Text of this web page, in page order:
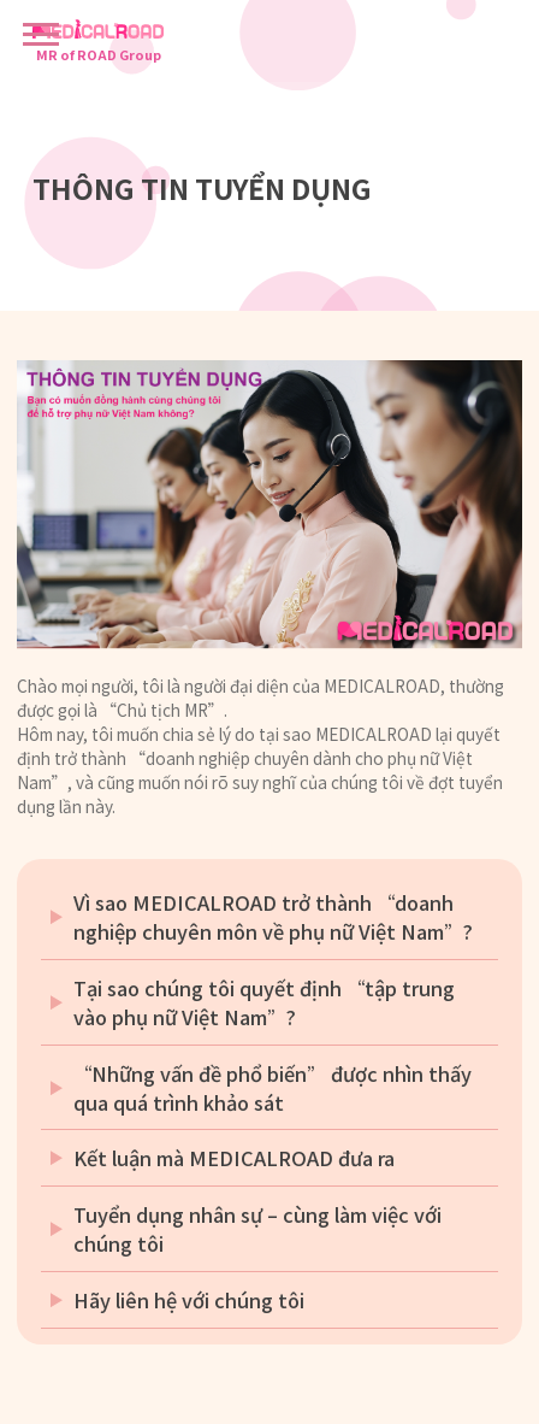
MR of ROAD Group
THÔNG TIN TUYỂN DỤNG
Chào mọi người, tôi là người đại diện của MEDICALROAD, thường
được gọi là “Chủ tịch MR”.
Hôm nay, tôi muốn chia sẻ lý do tại sao MEDICALROAD lại quyết
định trở thành “doanh nghiệp chuyên dành cho phụ nữ Việt
Nam”, và cũng muốn nói rõ suy nghĩ của chúng tôi về đợt tuyển
dụng lần này.
Vì sao MEDICALROAD trở thành “doanh
nghiệp chuyên môn về phụ nữ Việt Nam”?
Tại sao chúng tôi quyết định “tập trung
vào phụ nữ Việt Nam”?
“Những vấn đề phổ biến” được nhìn thấy
qua quá trình khảo sát
Kết luận mà MEDICALROAD đưa ra
Tuyển dụng nhân sự – cùng làm việc với
chúng tôi
Hãy liên hệ với chúng tôi